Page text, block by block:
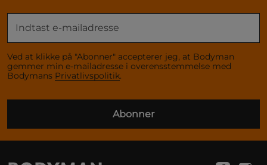
Ved at klikke på "Abonner" accepterer jeg, at Bodyman
gemmer min e-mailadresse i overensstemmelse med
Bodymans Privatlivspolitik.
Abonner